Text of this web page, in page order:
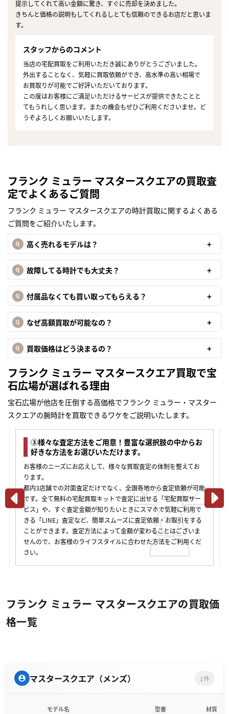
提示してくれて高い金額に驚き、すぐに売却を決めました。
きちんと価格の説明もしてくれるしとても信頼のできるお店だと思いま
す。
スタッフからのコメント
当店の宅配買取をご利用いただき誠にありがとうございました。
外出することなく、気軽に買取依頼ができ、高水準の高い相場で
お買取りが可能でご好評いただいております。
この度はお客様にご満足いただけるサービスが提供できたことと
てもうれしく思います。またの機会もぜひご利用くださいませ。ど
うぞよろしくお願いいたします。
フランク ミュラー マスタースクエアの買取査
定でよくあるご質問
フランク ミュラー マスタースクエアの時計買取に関するよくある
ご質問をご紹介いたします。
高く売れるモデルは？
故障してる時計でも大丈夫？
付属品なくても買い取ってもらえる？
なぜ高額買取が可能なの？
買取価格はどう決まるの？
フランク ミュラー マスタースクエア買取で宝
石広場が選ばれる理由
宝石広場が他店を圧倒する高価格でフランク ミュラー・マスター
スクエアの腕時計を買取できるワケをご説明いたします。
③様々な査定方法をご用意！豊富な選択肢の中からお
好きな方法をお選びいただけます。
お客様のニーズにお応えして、様々な買取査定の体制を整えてお
ります。
都内3店舗での対面査定だけでなく、全国各地から査定依頼が可能
です。全て無料の宅配買取キットで査定に出せる「宅配買取サー
ビス」や、すぐ査定金額が知りたいときにスマホで気軽に利用で
きる「LINE」査定など、簡単スムーズに査定依頼・お取引をする
ことができます。査定方法によって金額が変わることはございま
せんので、お客様のライフスタイルに合わせた方法をご利用くだ
さい。
フランク ミュラー マスタースクエアの買取価
格一覧
マスタースクエア（メンズ） 1件
モデル名 型番 材質